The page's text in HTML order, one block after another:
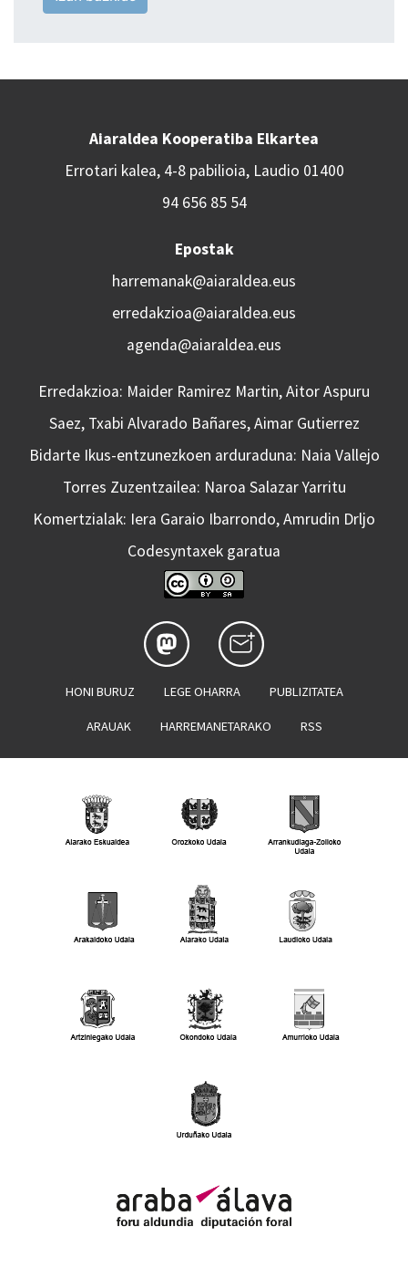
Aiaraldea Kooperatiba Elkartea
Errotari kalea, 4-8 pabilioia, Laudio 01400
94 656 85 54
Epostak
harremanak@aiaraldea.eus
erredakzioa@aiaraldea.eus
agenda@aiaraldea.eus
Erredakzioa: Maider Ramirez Martin, Aitor Aspuru
Saez, Txabi Alvarado Bañares, Aimar Gutierrez
Bidarte Ikus-entzunezkoen arduraduna: Naia Vallejo
Torres Zuzentzailea: Naroa Salazar Yarritu
Komertzialak: Iera Garaio Ibarrondo, Amrudin Drljo
Codesyntaxek garatua
HONI BURUZ LEGE OHARRA PUBLIZITATEA
ARAUAK HARREMANETARAKO RSS